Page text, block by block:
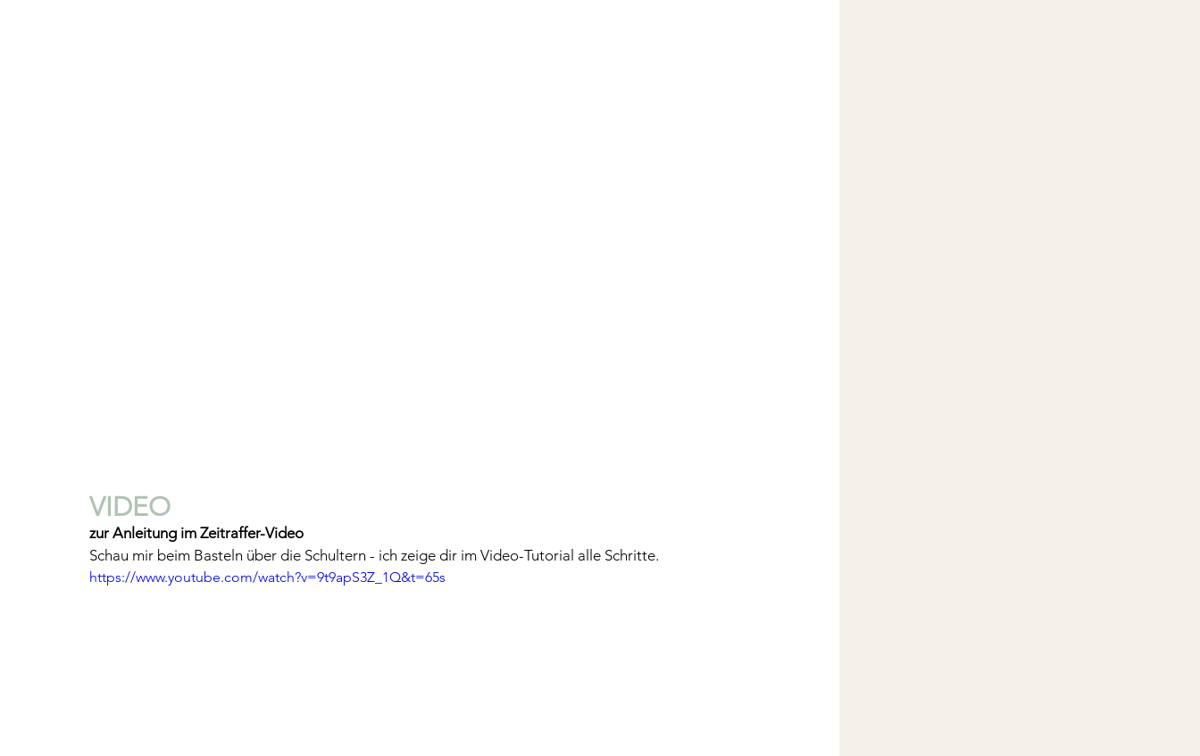
VIDEO
zur Anleitung im Zeitraffer-Video
Schau mir beim Basteln über die Schultern - ich zeige dir im Video-Tutorial alle Schritte.
https://www.youtube.com/watch?v=9t9apS3Z_1Q&t=65s